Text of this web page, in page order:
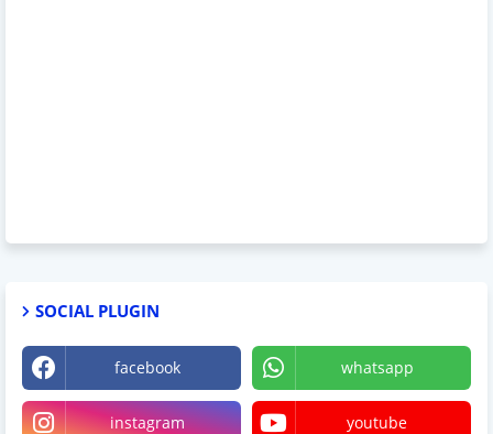
SOCIAL PLUGIN
facebook whatsapp
instagram youtube